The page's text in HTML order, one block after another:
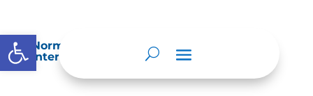
Abrir barra de herramientas
Normatividad especial que les aplique de
interés.